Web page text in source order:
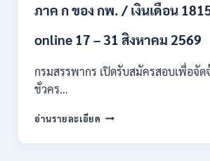
ต้อง
ภาค
ก
กพ.
10
17
ภาค ก ของ กพ. / เงินเดือน
online 17 – 31 สิงหาคม 2569
กรมสรรพากร เปิดรับสมัครสอบเพื่อจัด
ชั่วคร…
อ่านรายละเอียด กรม
เปิด